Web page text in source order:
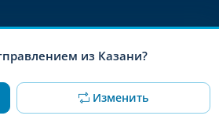
из Казани?
Изменить
согласие на использование